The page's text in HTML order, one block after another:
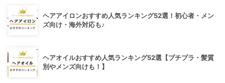
ヘアアイロンおすすめ人気ランキング52選！初心者・メン
ズ向け・海外対応も♪
ヘアオイルおすすめ人気ランキング52選【プチプラ・髪質
別やメンズ向けも！】